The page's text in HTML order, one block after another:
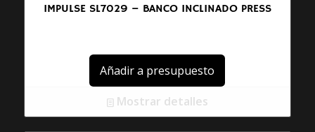
IMPULSE SL7029 – BANCO INCLINADO PRESS
Añadir a presupuesto
Mostrar detalles